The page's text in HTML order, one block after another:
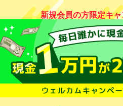
新規会員の方限定キ